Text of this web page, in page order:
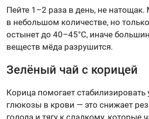
Пейте 1–2 раза в день, не
в небольшом количестве, но
остынет до 40–45°C, иначе
веществ мёда разрушится.
Зелёный чай с корицей
Корица помогает стабилизировать
глюкозы в крови — это снижает
голода и тягу к сладкому, которые